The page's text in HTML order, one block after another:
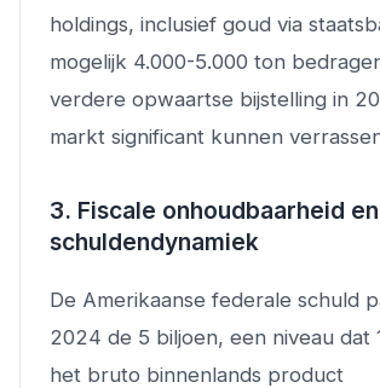
holdings, inclusief goud via
mogelijk 4.000-5.000 ton
verdere opwaartse bijstelling in
markt significant kunnen
3. Fiscale onhoudbaarheid en
schuldendynamiek
De Amerikaanse federale schuld
2024 de 5 biljoen, een niveau dat
het bruto binnenlands product